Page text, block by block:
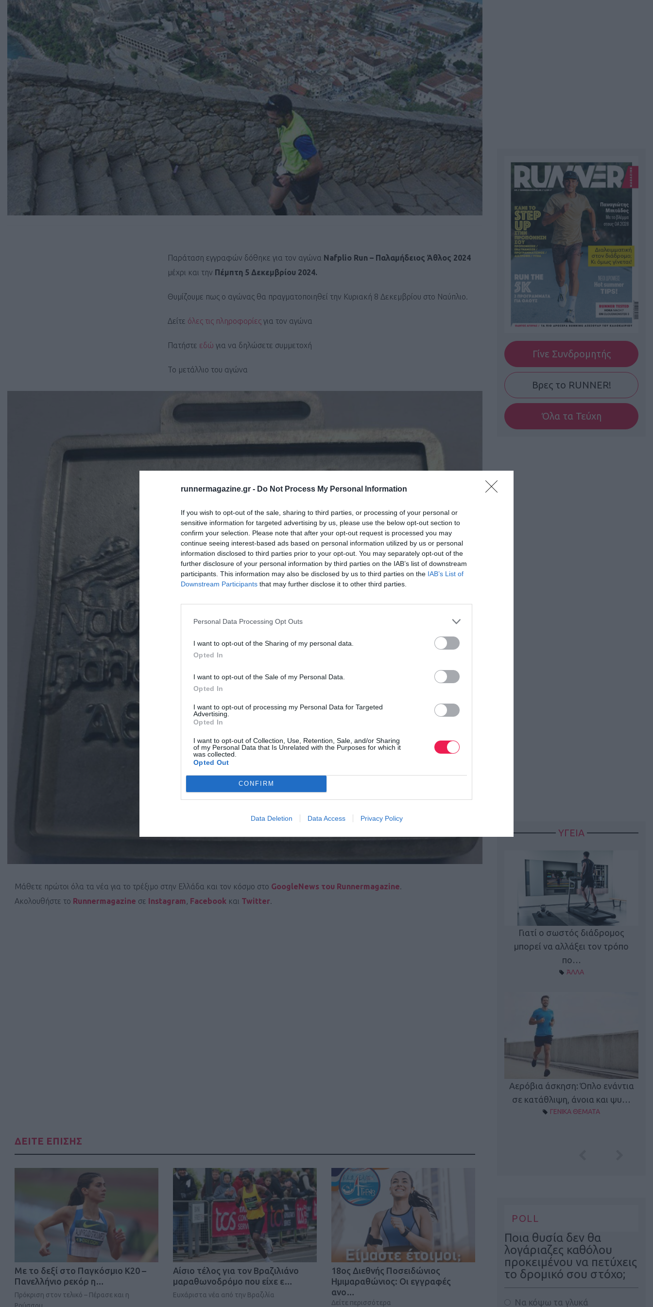
runnermagazine.gr - Do Not Process My Personal Information
If you wish to opt-out of the sale, sharing to third parties, or processing of your personal or
sensitive information for targeted advertising by us, please use the below opt-out section to
confirm your selection. Please note that after your opt-out request is processed you may
continue seeing interest-based ads based on personal information utilized by us or personal
information disclosed to third parties prior to your opt-out. You may separately opt-out of the
further disclosure of your personal information by third parties on the IAB’s list of downstream
participants. This information may also be disclosed by us to third parties on the IAB’s List of
Downstream Participants that may further disclose it to other third parties.
Personal Data Processing Opt Outs
I want to opt-out of the Sharing of my personal data.
Opted In
I want to opt-out of the Sale of my Personal Data.
Opted In
I want to opt-out of processing my Personal Data for Targeted
Advertising.
Opted In
I want to opt-out of Collection, Use, Retention, Sale, and/or Sharing
of my Personal Data that Is Unrelated with the Purposes for which it
was collected.
Opted Out
CONFIRM
Data Deletion Data Access Privacy Policy
Παράταση εγγραφών δόθηκε για τον αγώνα Nafplio Run – Παλαμήδειος Άθλος 2024
μέχρι και την Πέμπτη 5 Δεκεμβρίου 2024.
Θυμίζουμε πως ο αγώνας θα πραγματοποιηθεί την Κυριακή 8 Δεκεμβρίου στο Ναύπλιο.
Δείτε όλες τις πληροφορίες για τον αγώνα
Πατήστε εδώ για να δηλώσετε συμμετοχή
Το μετάλλιο του αγώνα
Μάθετε πρώτοι όλα τα νέα για το τρέξιμο στην Ελλάδα και τον κόσμο στο GoogleNews του Runnermagazine.
Ακολουθήστε το Runnermagazine σε Instagram, Facebook και Twitter.
ΔΕΙΤΕ ΕΠΙΣΗΣ
Mε το δεξί στο Παγκόσμιο Κ20 –
Πανελλήνιο ρεκόρ η…
Πρόκριση στον τελικό – Πέρασε και η
Ρούσσου
Αίσιο τέλος για τον Βραζιλιάνο
μαραθωνοδρόμο που είχε ε…
Ευχάριστα νέα από την Βραζιλία
18oς Διεθνής Ποσειδώνιος
Ημιμαραθώνιος: Οι εγγραφές
ανο…
Δείτε περισσότερα
Γίνε Συνδρομητής
Βρες το RUNNER!
Όλα τα Τεύχη
ΥΓΕΙΑ
Γιατί ο σωστός διάδρομος
μπορεί να αλλάξει τον τρόπο
πο…
ΆΛΛΑ
Αερόβια άσκηση: Όπλο ενάντια
σε κατάθλιψη, άνοια και ψυ…
ΓΕΝΙΚΑ ΘΕΜΑΤΑ
POLL
Ποια θυσία δεν θα
λογάριαζες καθόλου
προκειμένου να πετύχεις
το δρομικό σου στόχο;
Να κόψω τα γλυκά